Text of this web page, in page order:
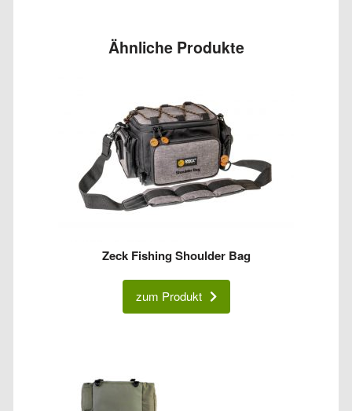
Ähnliche Produkte
Zeck Fishing Shoulder Bag
zum Produkt